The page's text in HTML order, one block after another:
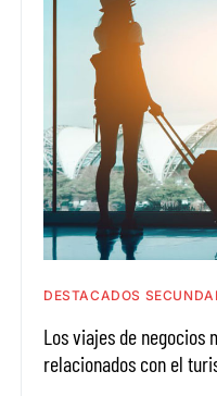
DESTACADOS
Los viajes de negocios
relacionados con el